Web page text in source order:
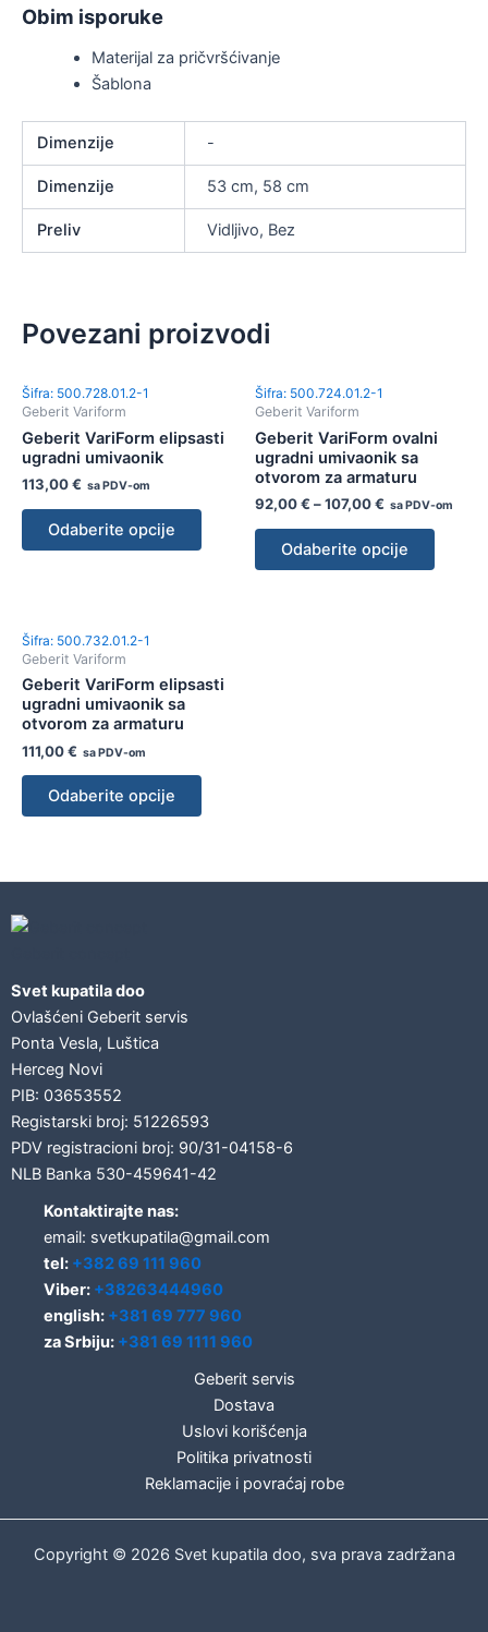
Obim isporuke
Materijal za pričvršćivanje
Šablona
Dimenzije -
Dimenzije 53 cm, 58 cm
Preliv Vidljivo, Bez
Povezani proizvodi
Šifra: 500.728.01.2-1
Geberit Variform
Geberit VariForm elipsasti
ugradni umivaonik
113,00€ sa PDV-om
Odaberite opcije
Šifra: 500.724.01.2-1
Geberit Variform
Geberit VariForm ovalni
ugradni umivaonik sa
otvorom za armaturu
92,00€ –107,00€ sa PDV-om
Odaberite opcije
Šifra: 500.732.01.2-1
Geberit Variform
Geberit VariForm elipsasti
ugradni umivaonik sa
otvorom za armaturu
111,00€ sa PDV-om
Odaberite opcije
Svet kupatila doo
Ovlašćeni Geberit servis
Ponta Vesla, Luštica
Herceg Novi
PIB: 03653552
Registarski broj: 51226593
PDV registracioni broj: 90/31-04158-6
NLB Banka 530-459641-42
Kontaktirajte nas:
email: svetkupatila@gmail.com
tel: +382 69 111 960
Viber: +38263444960
english: +381 69 777 960
za Srbiju: +381 69 1111 960
Geberit servis
Dostava
Uslovi korišćenja
Politika privatnosti
Reklamacije i povraćaj robe
Copyright © 2026 Svet kupatila doo, sva prava zadržana